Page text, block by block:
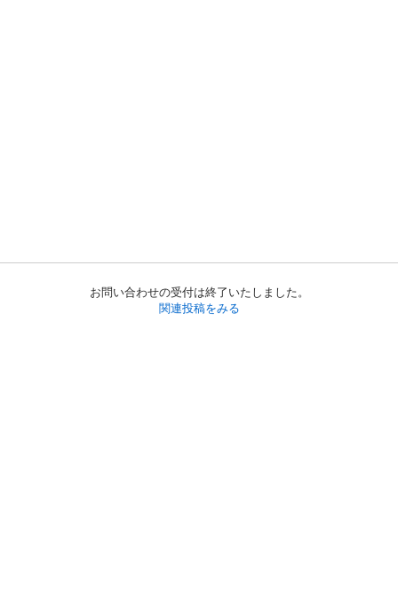
お問い合わせの受付は終了いたしました。
関連投稿をみる